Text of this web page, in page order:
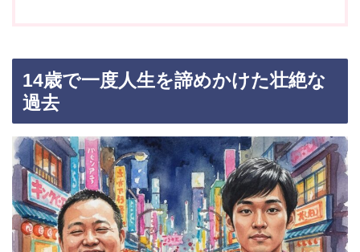
14歳で一度人生を諦めかけた壮絶な
過去